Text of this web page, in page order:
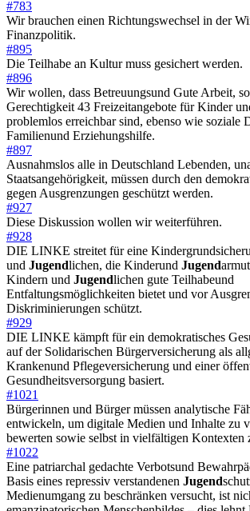
#783
Wir brauchen einen Richtungswechsel in der
Finanzpolitik.
#895
Die Teilhabe an Kultur muss gesichert werden.
#896
Wir wollen, dass Betreuungsund Gute Arbeit,
Gerechtigkeit 43 Freizeitangebote für Kinder
problemlos erreichbar sind, ebenso wie soziale
Familienund Erziehungshilfe.
#897
Ausnahmslos alle in Deutschland Lebenden,
Staatsangehörigkeit, müssen durch den
gegen Ausgrenzungen geschützt werden.
#927
Diese Diskussion wollen wir weiterführen.
#928
DIE LINKE streitet für eine
und Jugendlichen, die Kinderund Jugend
Kindern und Jugendlichen gute Teilhabeund
Entfaltungsmöglichkeiten bietet und vor
Diskriminierungen schützt.
#929
DIE LINKE kämpft für ein demokratisches
auf der Solidarischen Bürgerversicherung als
Krankenund Pflegeversicherung und einer
Gesundheitsversorgung basiert.
#1021
Bürgerinnen und Bürger müssen analytische
entwickeln, um digitale Medien und Inhalte zu
bewerten sowie selbst in vielfältigen Kontexten
#1022
Eine patriarchal gedachte Verbotsund
Basis eines repressiv verstandenen Jugend
Medienumgang zu beschränken versucht, ist